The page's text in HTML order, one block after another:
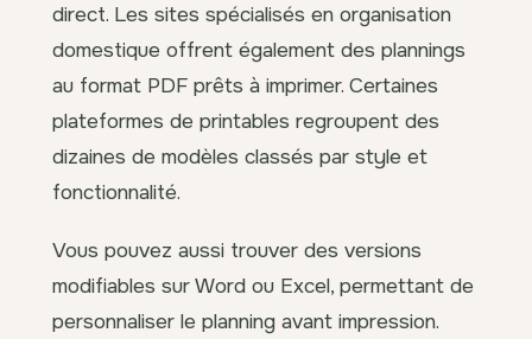
direct. Les sites spécialisés en organisation
domestique offrent également des plannings
au format PDF prêts à imprimer. Certaines
plateformes de printables regroupent des
dizaines de modèles classés par style et
fonctionnalité.
Vous pouvez aussi trouver des versions
modifiables sur Word ou Excel, permettant de
personnaliser le planning avant impression.